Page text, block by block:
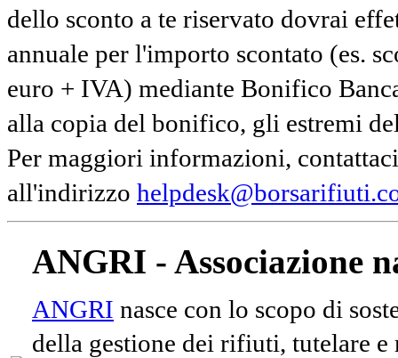
dello sconto a te riservato dovrai
annuale per l'importo scontato (es.
euro + IVA) mediante Bonifico
alla copia del bonifico, gli estremi
Per maggiori informazioni,
all'indirizzo
ANGRI - Associazione
ANGRI nasce con lo scopo di
della gestione dei rifiuti, tutelare e